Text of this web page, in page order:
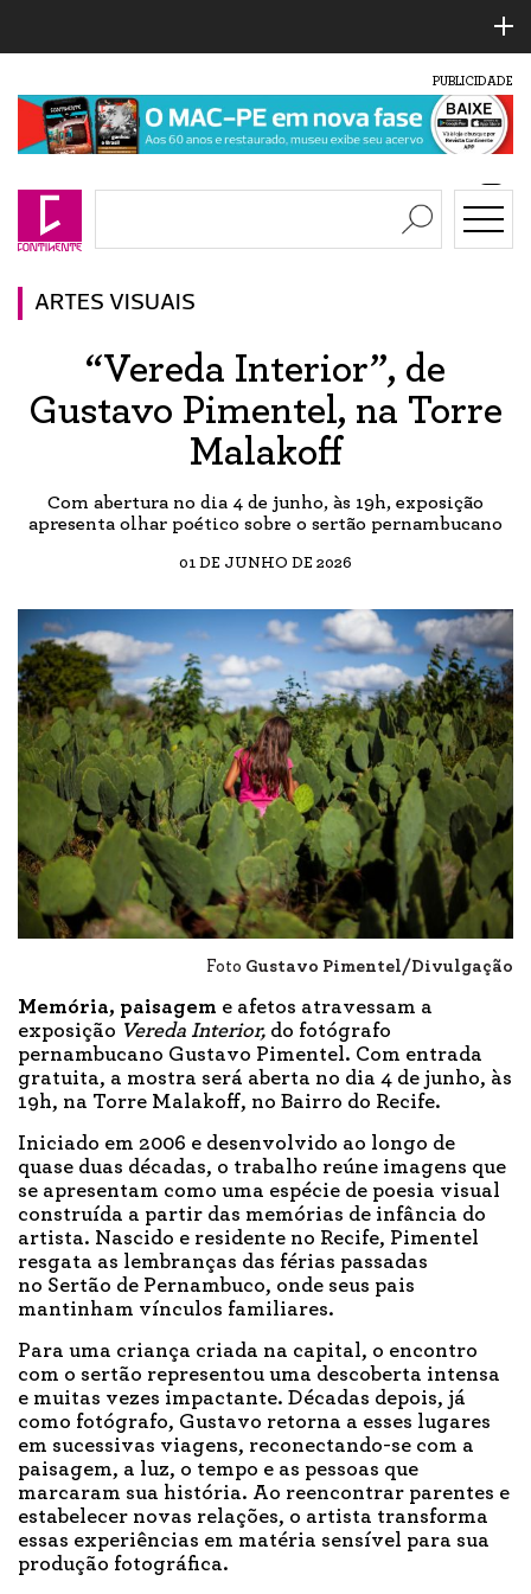
PUBLICIDADE
ARTES VISUAIS
“Vereda Interior”, de
Gustavo Pimentel, na Torre
Malakoff
Com abertura no dia 4 de junho, às 19h, exposição
apresenta olhar poético sobre o sertão pernambucano
01 DE JUNHO DE 2026
Foto Gustavo Pimentel/Divulgação
Memória, paisagem e afetos atravessam a
exposição Vereda Interior, do fotógrafo
pernambucano Gustavo Pimentel. Com entrada
gratuita, a mostra será aberta no dia 4 de junho, às
19h, na Torre Malakoff, no Bairro do Recife.
Iniciado em 2006 e desenvolvido ao longo de
quase duas décadas, o trabalho reúne imagens que
se apresentam como uma espécie de poesia visual
construída a partir das memórias de infância do
artista. Nascido e residente no Recife, Pimentel
resgata as lembranças das férias passadas
no Sertão de Pernambuco, onde seus pais
mantinham vínculos familiares.
Para uma criança criada na capital, o encontro
com o sertão representou uma descoberta intensa
e muitas vezes impactante. Décadas depois, já
como fotógrafo, Gustavo retorna a esses lugares
em sucessivas viagens, reconectando-se com a
paisagem, a luz, o tempo e as pessoas que
marcaram sua história. Ao reencontrar parentes e
estabelecer novas relações, o artista transforma
essas experiências em matéria sensível para sua
produção fotográfica.